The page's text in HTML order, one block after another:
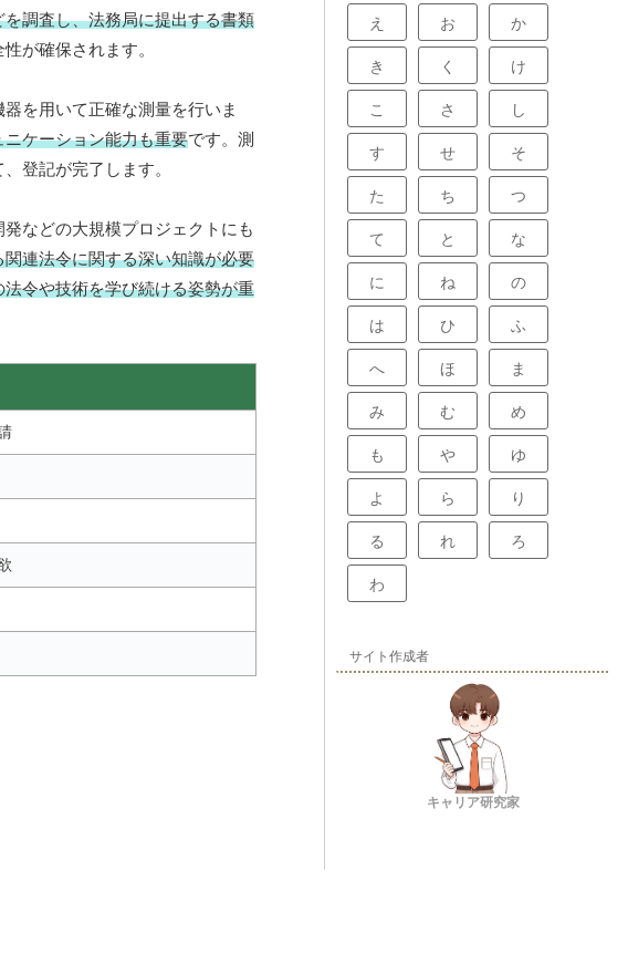
調査し、法務局に提出する書類
が確保されます。
を用いて正確な測量を行いま
ケーション能力も重要です。測
登記が完了します。
などの大規模プロジェクトにも
連法令に関する深い知識が必要
法令や技術を学び続ける姿勢が重
え お か
き く け
こ さ し
す せ そ
た ち つ
て と な
に ね の
は ひ ふ
へ ほ ま
み む め
も や ゆ
よ ら り
る れ ろ
わ
サイト作成者
キャリア研究家